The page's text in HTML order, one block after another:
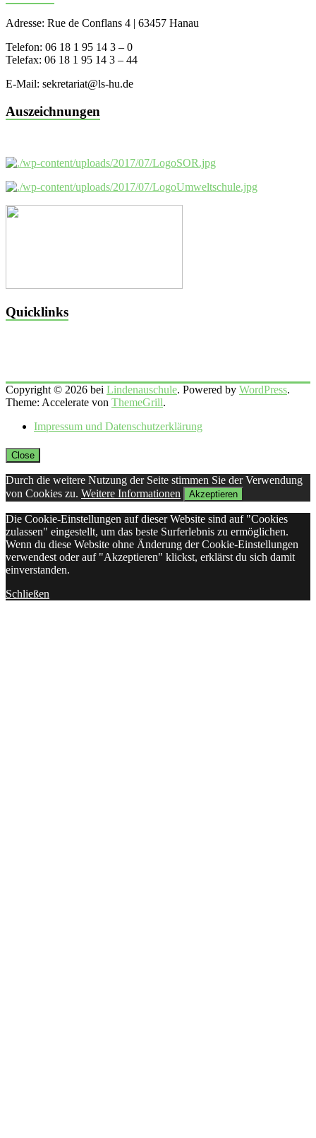
Adresse: Rue de Conflans 4 | 63457 Hanau
Telefon: 06 18 1 95 14 3 – 0
Telefax: 06 18 1 95 14 3 – 44
E-Mail: sekretariat@ls-hu.de
Auszeichnungen
Quicklinks
Copyright © 2026 bei Lindenauschule. Powered by WordPress.
Theme: Accelerate von ThemeGrill.
Impressum und Datenschutzerklärung
Close
Durch die weitere Nutzung der Seite stimmen Sie der Verwendung
von Cookies zu. Weitere Informationen Akzeptieren
Die Cookie-Einstellungen auf dieser Website sind auf "Cookies
zulassen" eingestellt, um das beste Surferlebnis zu ermöglichen.
Wenn du diese Website ohne Änderung der Cookie-Einstellungen
verwendest oder auf "Akzeptieren" klickst, erklärst du sich damit
einverstanden.
Schließen